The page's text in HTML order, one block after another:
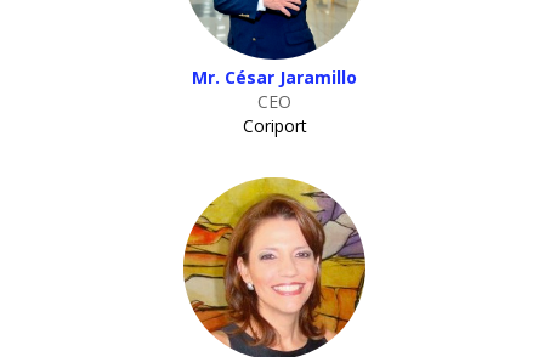
Mr. César Jaramillo
CEO
Coriport